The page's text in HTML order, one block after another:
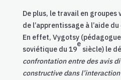
De plus, le travail en
de l’apprentissage à l’aide
En effet, Vygotsy
soviétique du 19
e
siècle) le
confrontation entre des avis
constructive dans